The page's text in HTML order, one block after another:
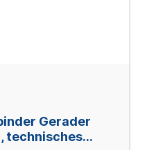
Gerader
technisches